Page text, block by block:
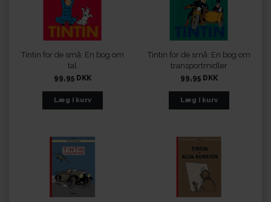
Tintin for de små: En bog om
tal
99,95 DKK
Tintin for de små: En bog om
transportmidler
99,95 DKK